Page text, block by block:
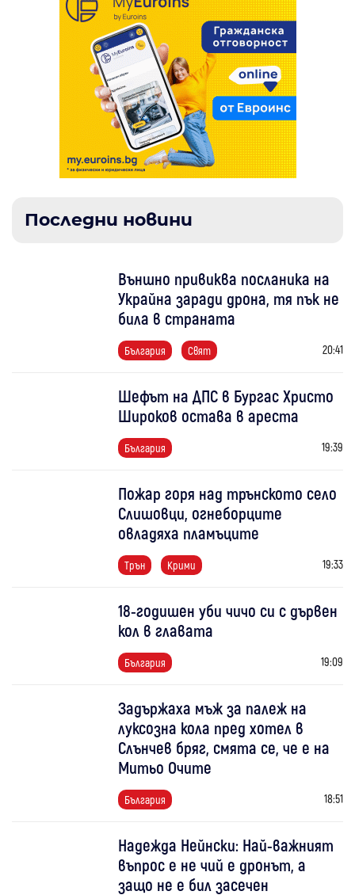
Последни новини
Външно привиква посланика на
Украйна заради дрона, тя пък не
била в страната
България Свят 20:41
Шефът на ДПС в Бургас Христо
Широков остава в ареста
България 19:39
Пожар горя над трънското село
Слишовци, огнеборците
овладяха пламъците
Трън Крими 19:33
18-годишен уби чичо си с дървен
кол в главата
България 19:09
Задържаха мъж за палеж на
луксозна кола пред хотел в
Слънчев бряг, смята се, че е на
Митьо Очите
България 18:51
Надежда Нейнски: Най-важният
въпрос е не чий е дронът, а
защо не е бил засечен